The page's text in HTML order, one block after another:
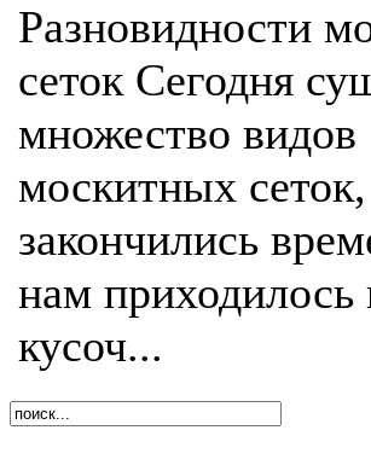
Разновидности
сеток Сегодня
множество видов
москитных
закончились
нам приходилось
кусоч...